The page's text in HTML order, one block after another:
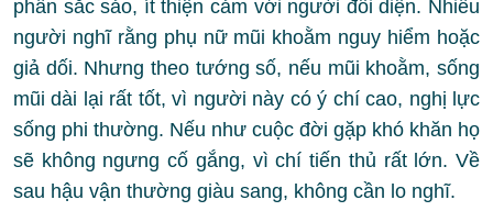
phần sắc sảo, ít thiện cảm với người đối diện. Nhiều
người nghĩ rằng phụ nữ mũi khoằm nguy hiểm hoặc
giả dối. Nhưng theo tướng số, nếu mũi khoằm, sống
mũi dài lại rất tốt, vì người này có ý chí cao, nghị lực
sống phi thường. Nếu như cuộc đời gặp khó khăn họ
sẽ không ngưng cố gắng, vì chí tiến thủ rất lớn. Về
sau hậu vận thường giàu sang, không cần lo nghĩ.